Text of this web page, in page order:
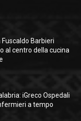
Fuscaldo Barbieri
al centro della cucina
iGreco Ospedali
a tempo